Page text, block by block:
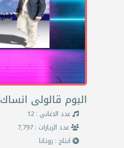
البوم قالولى انساك
عدد الاغاني : 12
عدد الزيارات : 7,797
انتاج : روتانا